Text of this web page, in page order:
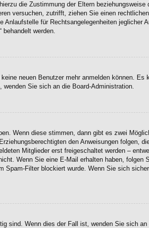
die Zustimmung der Eltern beziehungsweise
versuchen, zutrifft, ziehen Sie einen
für Rechtsangelegenheiten jeglicher
behandelt werden.
neuen Benutzer mehr anmelden können.
Sie sich an die Board-Administration.
Wenn diese stimmen, dann gibt es zwei
den Anweisungen folgen,
Mitglieder erst freigeschaltet werden –
Wenn Sie eine E-Mail erhalten haben, folgen
Filter blockiert wurde. Wenn Sie sich
sind. Wenn dies der Fall ist, wenden Sie sich an